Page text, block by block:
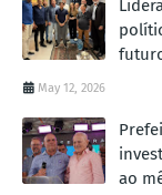
May 12, 2026
ao